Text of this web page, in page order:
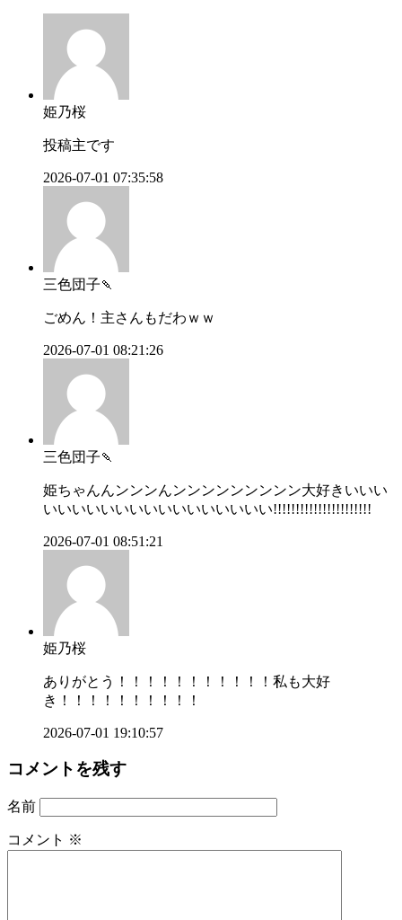
姫乃桜
投稿主です
2026-07-01 07:35:58
三色団子🍡
ごめん！主さんもだわｗｗ
2026-07-01 08:21:26
三色団子🍡
姫ちゃんんンンンんンンンンンンンンン大好きいいい
いいいいいいいいいいいいいいいい!!!!!!!!!!!!!!!!!!!!!!
2026-07-01 08:51:21
姫乃桜
ありがとう！！！！！！！！！！！私も大好
き！！！！！！！！！！
2026-07-01 19:10:57
コメントを残す
名前
コメント ※